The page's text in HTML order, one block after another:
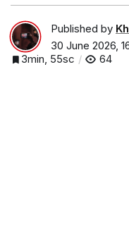
Published by
30 June 2026,
3min, 55sc
64